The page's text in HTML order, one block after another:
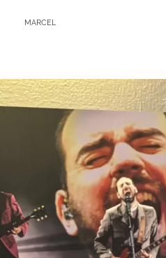
BY
MARCEL